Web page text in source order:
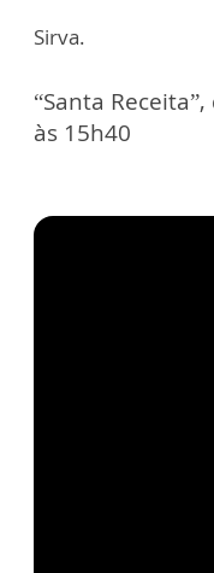
Sirva.
“Santa
às 15h40